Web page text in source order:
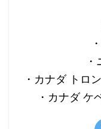
・カナダ トロ
・カナダ ケ